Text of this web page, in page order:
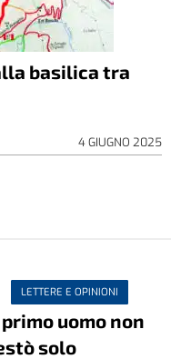
basilica tra
4 GIUGNO 2025
LETTERE E OPINIONI
uomo non
solo